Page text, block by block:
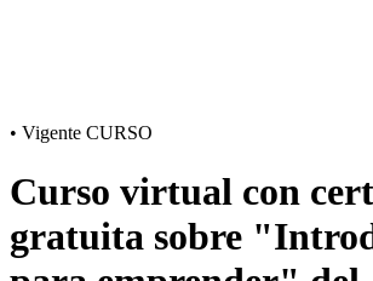
• Vigente CURSO
Curso virtual con
gratuita sobre